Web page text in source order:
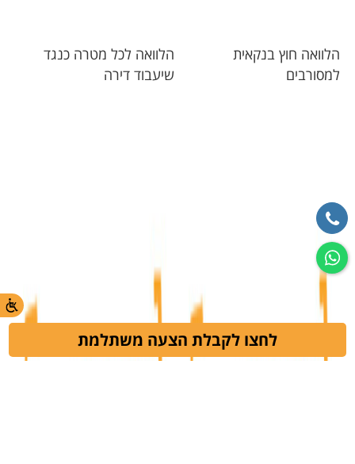
הלוואה חוץ בנקאית
למסורבים
הלוואה לכל מטרה כנגד
שיעבוד דירה
לחצו לקבלת הצעה משתלמת